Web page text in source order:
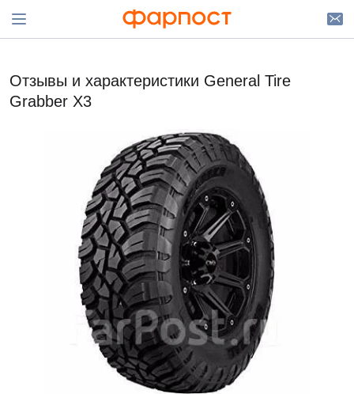
Отзывы и характеристики General Tire
Grabber X3